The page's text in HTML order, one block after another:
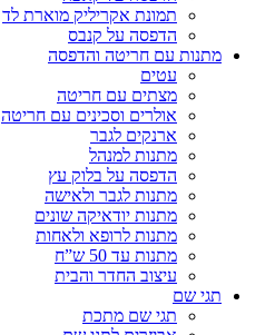
תמונת אקריליק מוארת לד
הדפסה על קנבס
מתנות עם חריטה והדפסה
עטים
מצתים עם חריטה
אולרים וסכינים עם חריטה
ארנקים לגבר
מתנות למנהל
הדפסה על בלוק עץ
מתנות לגבר ולאישה
מתנות יודאיקה שונים
מתנות לרופא ולאחות
מתנות עד 50 ש”ח
עיצוב החדר והבית
תגי שם
תגי שם מתכת